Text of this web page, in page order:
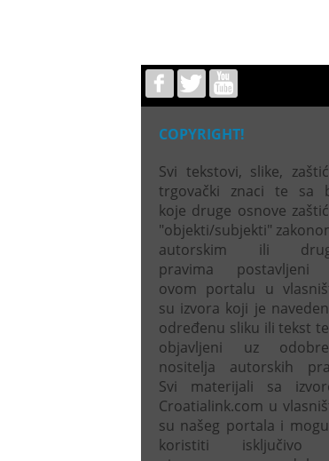
COPYRIGHT!
Svi tekstovi, slike,
trgovački znaci te sa
koje druge osnove
"objekti/subjekti"
autorskim ili
pravima postavljeni
ovom portalu u
su izvora koji je
određenu sliku ili tekst
objavljeni uz
nositelja autorskih
Svi materijali sa
Croatialink.com u
su našeg portala i
koristiti isključivo